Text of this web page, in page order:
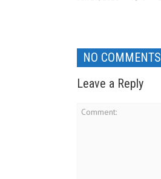
NO COMMENTS
Leave a Reply